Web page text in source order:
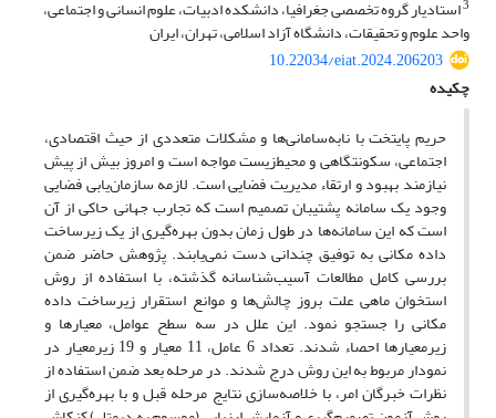
3استادیار گروه تخصصی جغرافیا، دانشکده ادبیات، علوم انسانی و اجتماعی،
واحد علوم و تحقیقات، دانشگاه آزاد اسلامی، تهران، ایران
10.22034/eiat.2024.206203
چکیده
حریم پایتخت با نابه‌سامانی‌ها و مشکلات متعددی از حیث اقتصادی،
اجتماعی، سکونتگاهی و محیط‌زیست مواجه است و امروز بیش از پیش
نیازمند بهبود و ارتقاء مدیریت فضایی است. لازمه سازمان‌یابی فضایی
وجود یک سامانه پشتیبان تصمیم است که تجارب جهانی حاکی از آن
است که این سامانه‌ها در طول زمان بدون بهره‌گیری از یک زیرساخت
داده مکانی به توفیق چندانی دست نمی‌یابند. پژوهش حاضر ضمن
بررسی کامل مطالعات آسیب‌شناسانه گذشته، با استفاده از روش
استخوان ماهی علت بروز چالش‌ها و موانع استقرار زیرساخت داده
مکانی را جستجو نمود. این علل در سه سطح عوامل، معیارها و
زیرمعیارها احصاء شدند. تعداد 6 عامل، 11 معیار و 19 زیرمعیار در
نمودار مربوط به این روش درج شدند. در مرحله بعد ضمن استفاده از
نظرات خبرگان امر، با خلاصه‌سازی نتایج مرحله قبل و با بهره‌گیری از